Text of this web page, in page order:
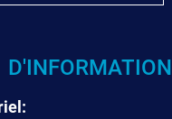
D'INFORMATION